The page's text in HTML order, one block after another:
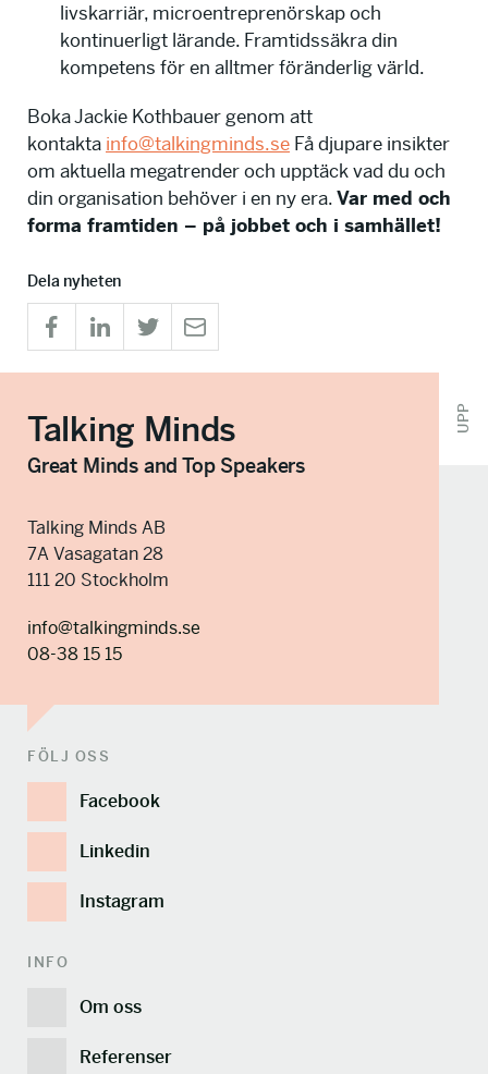
livskarriär, microentreprenörskap och
kontinuerligt lärande. Framtidssäkra din
kompetens för en alltmer föränderlig värld.
Boka Jackie Kothbauer genom att
kontakta info@talkingminds.se Få djupare insikter
om aktuella megatrender och upptäck vad du och
din organisation behöver i en ny era.Var med och
forma framtiden – på jobbet och i samhället!
Dela nyheten
Talking Minds
Great Minds and Top Speakers
Talking Minds AB
7A Vasagatan 28
111 20 Stockholm
info@talkingminds.se
08-38 15 15
UPP
FÖLJ OSS
Facebook
Linkedin
Instagram
INFO
Om oss
Referenser